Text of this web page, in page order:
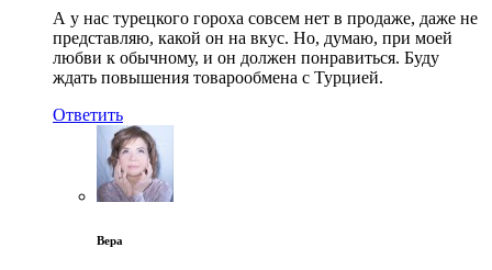
А у нас турецкого гороха совсем нет в продаже, даже не
представляю, какой он на вкус. Но, думаю, при моей
любви к обычному, и он должен понравиться. Буду
ждать повышения товарообмена с Турцией.
Ответить
Вера